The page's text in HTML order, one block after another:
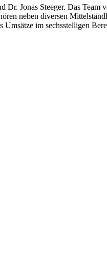
Jonas Steeger. Das
neben diversen
im sechsstelligen